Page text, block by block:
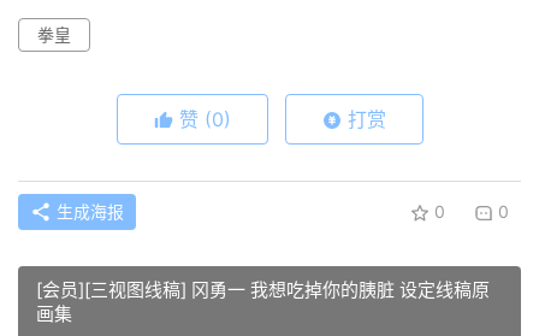
拳皇
赞 (0) 打赏
生成海报 0 0
[会员][三视图线稿] 冈勇一 我想吃掉你的胰脏 设定线稿原
画集